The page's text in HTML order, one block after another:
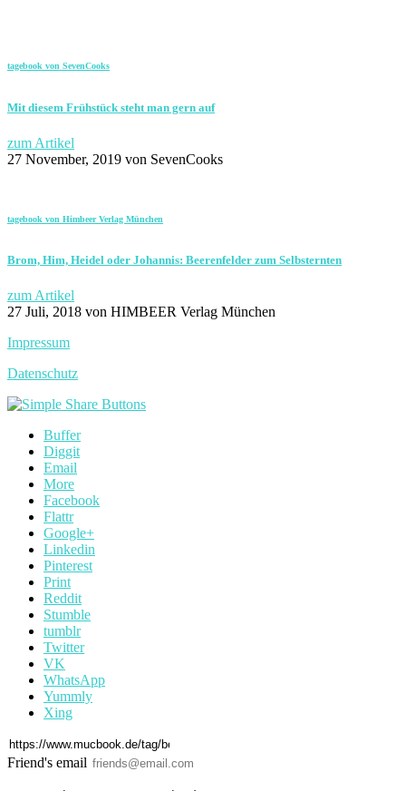
tagebook von SevenCooks
Mit diesem Frühstück steht man gern auf
zum Artikel
27 November, 2019 von SevenCooks
tagebook von Himbeer Verlag München
Brom, Him, Heidel oder Johannis: Beerenfelder zum Selbsternten
zum Artikel
27 Juli, 2018 von HIMBEER Verlag München
Impressum
Datenschutz
Buffer
Diggit
Email
More
Facebook
Flattr
Google+
Linkedin
Pinterest
Print
Reddit
Stumble
tumblr
Twitter
VK
WhatsApp
Yummly
Xing
Friend's email